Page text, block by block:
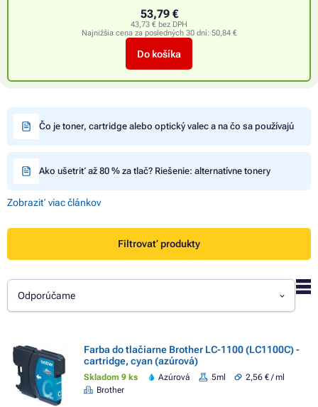
53,79 €
43,73 € bez DPH
Najnižšia cena za posledných 30 dní: 50,84 €
Do košíka
Čo je toner, cartridge alebo optický valec a na čo sa používajú
Ako ušetriť až 80 % za tlač? Riešenie: alternatívne tonery
Zobraziť viac článkov
Filtrovať produkty
Odporúčame
Farba do tlačiarne Brother LC-1100 (LC1100C) -
cartridge, cyan (azúrová)
Skladom 9 ks Azúrová 5ml
2,56 € / ml
Brother